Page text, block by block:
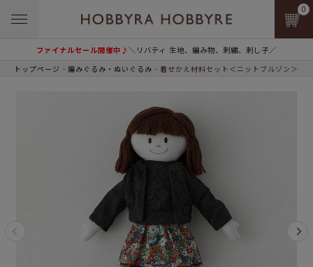
ファイナルセール開催中♪＼リバティ 生地、編み物、刺繍、刺し子／
0
トップページ 編みぐるみ・ぬいぐるみ 着せかえ材料セット＜ニットブルゾン＞